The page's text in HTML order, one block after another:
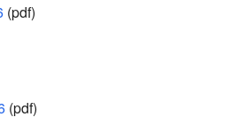
(pdf)
(pdf)